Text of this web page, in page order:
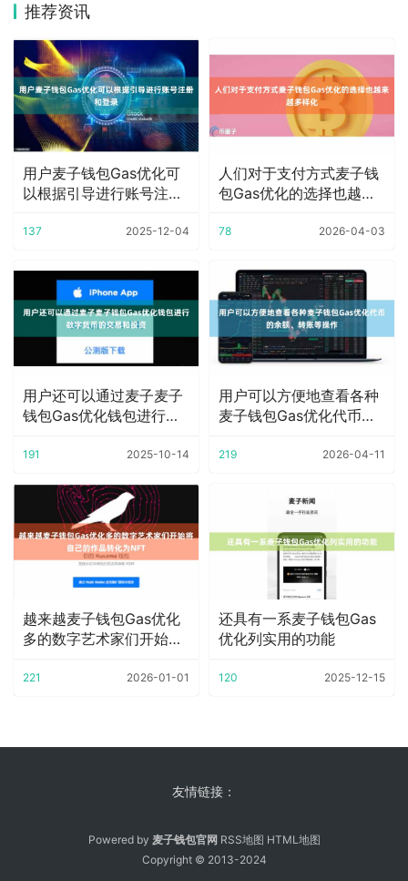
推荐资讯
用户麦子钱包Gas优化可
以根据引导进行账号注册
137 2025-12-04
人们对于支付方式麦子钱
包Gas优化的选择也越来
78 2026-04-03
用户还可以通过麦子麦子
钱包Gas优化钱包进行数
191 2025-10-14
用户可以方便地查看各种
麦子钱包Gas优化代币的
219 2026-04-11
越来越麦子钱包Gas优化
多的数字艺术家们开始将
221 2026-01-01
还具有一系麦子钱包Gas
优化列实用的功能
120 2025-12-15
友情链接：
Powered by 麦子钱包官网 RSS地图 HTML地图
Copyright © 2013-2024